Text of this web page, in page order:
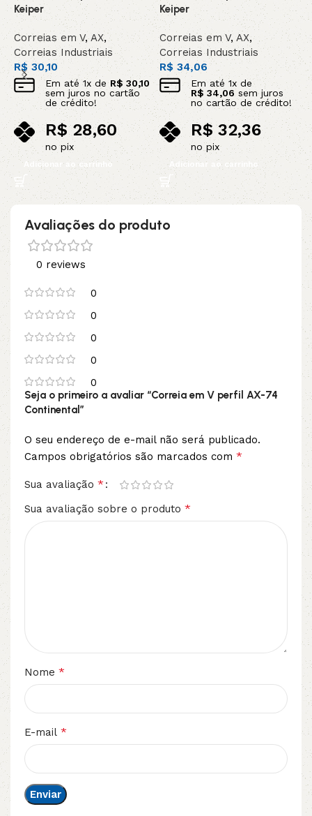
Keiper
Correias em V,AX,
Correias Industriais
R$ 30,10
Em até1x deR$ 30,10
sem juros no cartão
de crédito!
R$28,60
no pix
Adicionar ao carrinho
Keiper
Correias em V, AX,
Correias Industriais
R$ 34,06
Em até 1x de
R$ 34,06sem juros
no cartão de crédito!
R$ 32,36
no pix
Adicionar ao carrinho
Avaliações do produto
0 reviews
0
0
0
0
0
Seja o primeiro a avaliar “Correia em V perfil AX-74
Continental”
O seu endereço de e-mail não será publicado.
Campos obrigatórios são marcados com *
Sua avaliação *
Sua avaliação sobre o produto *
Nome *
E-mail *